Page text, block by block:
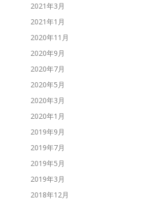
2021年3月
2021年1月
2020年11月
2020年9月
2020年7月
2020年5月
2020年3月
2020年1月
2019年9月
2019年7月
2019年5月
2019年3月
2018年12月